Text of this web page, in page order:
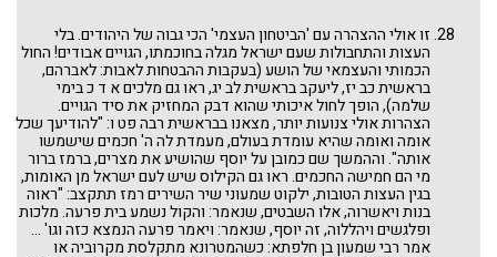
זו אולי ההצהרה עם 'הביטחון העצמי' הכי גבוה של היהודים. בלי
העצות והתחבולות שעם ישראל מגלה בחוכמתו, הגויים אבודים! החול
הכמותי והעצמאי של הושע (בעקבות ההבטחות לאבות: לאברהם,
בראשית כב יז, ליעקב בראשית לב יג, ראו גם מלכים א ד כ בימי
שלמה), הופך לחול איכותי שהוא דבק המחזיק את סיד הגויים.
הצהרות אולי צנועות יותר, מצאנו בבראשית רבה פט ו: "להודיעך שכל
אומה ואומה שהיא עומדת בעולם, מעמדת לה ה' חכמים שישמשו
אותה". וההמשך שם כמובן על יוסף שהושיע את מצרים, ברמז ברור
מי הם חמישה החכמים. ראו גם הקילוס שיש לעם ישראל מן האומות,
בגין העצות הטובות, ילקוט שמעוני שיר השירים רמז תתקצב: "ראוה
בנות ויאשרוה, אלו השבטים, שנאמר: והקול נשמע בית פרעה. מלכות
ופלגשים ויהללוה, זה יוסף, שנאמר: ויאמר פרעה הנמצא כזה וגו' ...
אמר רבי שמעון בן חלפתא: כשהמטרונא מתקלסת מקרוביה או